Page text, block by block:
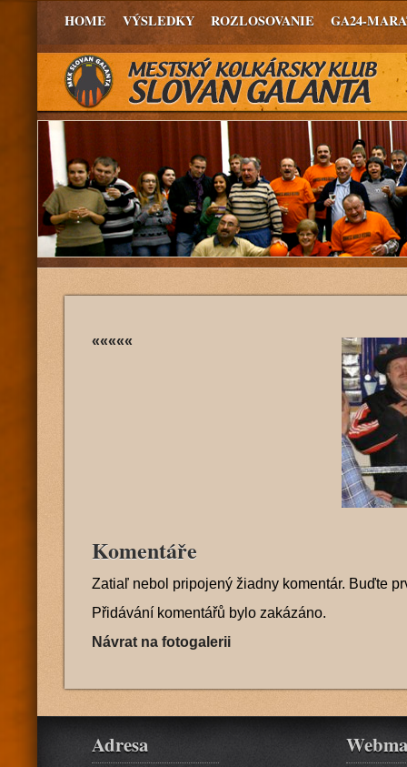
HOME VÝSLEDKY ROZLOSOVANIE GA24-
«««««
Komentáře
Zatiaľ nebol pripojený žiadny komentár. Buďte
Přidávání komentářů bylo zakázáno.
Návrat na fotogalerii
Adresa